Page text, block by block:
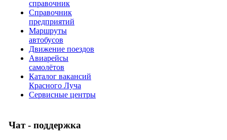
справочник
Справочник
предприятий
Маршруты
автобусов
Движение поездов
Авиарейсы
самолётов
Каталог вакансий
Красного Луча
Сервисные центры
Чат - поддержка